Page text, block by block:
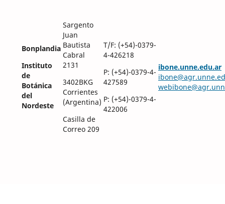
Bonplandia
Instituto
de
Botánica
del
Nordeste
Sargento
Juan
Bautista
Cabral
2131
3402BKG
Corrientes
(Argentina)
Casilla de
Correo 209
T/F: (+54)-0379-
4-426218
P: (+54)-0379-4-
427589
P: (+54)-0379-4-
422006
ibone.unne.edu.ar